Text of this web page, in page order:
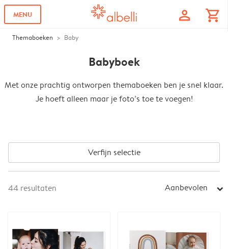
MENU profile shopping_cart
Themaboeken Baby
Babyboek
Met onze prachtig ontworpen themaboeken ben je snel klaar.
Je hoeft alleen maar je foto’s toe te voegen!
Verfijn selectie
44 resultaten Aanbevolen arrow_right